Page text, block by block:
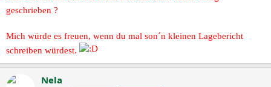
geschrieben ?
Mich würde es freuen, wenn du mal son´n kleinen Lagebericht
schreiben würdest.
Nela